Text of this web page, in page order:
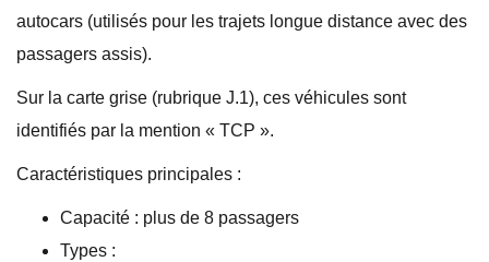
autocars (utilisés pour les trajets longue distance avec des
passagers assis).
Sur la carte grise (rubrique J.1), ces véhicules sont
identifiés par la mention « TCP ».
Caractéristiques principales :
Capacité : plus de 8 passagers
Types :